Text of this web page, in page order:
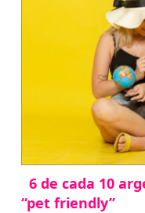
6 de cada 10
“pet friendly”